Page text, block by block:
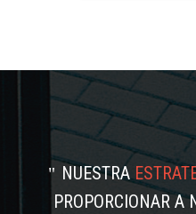
NUESTRA
PROPORCIONAR A